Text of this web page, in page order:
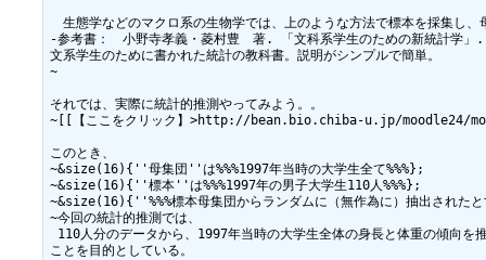
生態学などのマクロ系の生物学では、上のような方法で標本を採集し
-参考書：　小野寺孝義・菱村豊　著. 「文科系学生のための新統計学
文系学生のために書かれた統計の教科書。説明がシンプルで簡単。
~
それでは、実際に統計的推測やってみよう。。
~[[【ここをクリック】>http://bean.bio.chiba-u.jp/moodle24/mod/
このとき、
~&size(16){''母集団''は%%%1997年当時の大学生全て%%%};
~&size(16){''標本''は%%%1997年の男子大学生110人%%%};
~&size(16){''%%%標本母集団からランダムに（無作為に）抽出された
~今回の統計的推測では、
110人分のデータから、1997年当時の大学生全体の身長と体重の傾向を
ことを目的としている。